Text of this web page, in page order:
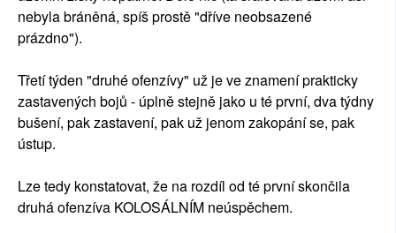
nebyla bráněná, spíš prostě "dříve neobsazené
prázdno").
Třetí týden "druhé ofenzívy" už je ve znamení prakticky
zastavených bojů - úplně stejně jako u té první, dva týdny
bušení, pak zastavení, pak už jenom zakopání se, pak
ústup.
Lze tedy konstatovat, že na rozdíl od té první skončila
druhá ofenzíva KOLOSÁLNÍM neúspěchem.